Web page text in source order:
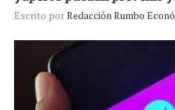
Escrito porRedacción Rumbo